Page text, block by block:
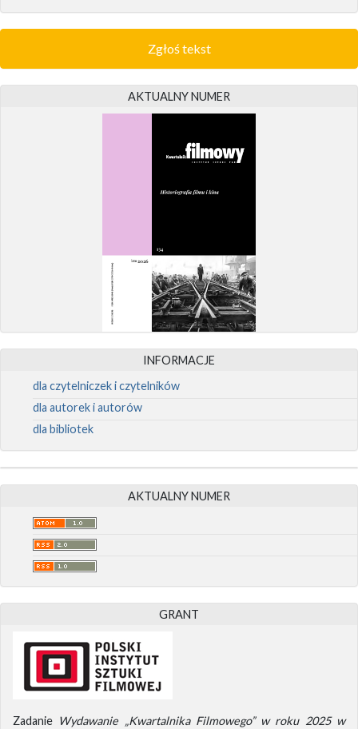
Zgłoś tekst
AKTUALNY NUMER
INFORMACJE
dla czytelniczek i czytelników
dla autorek i autorów
dla bibliotek
AKTUALNY NUMER
GRANT
Zadanie Wydawanie „Kwartalnika Filmowego” w roku 2025 w